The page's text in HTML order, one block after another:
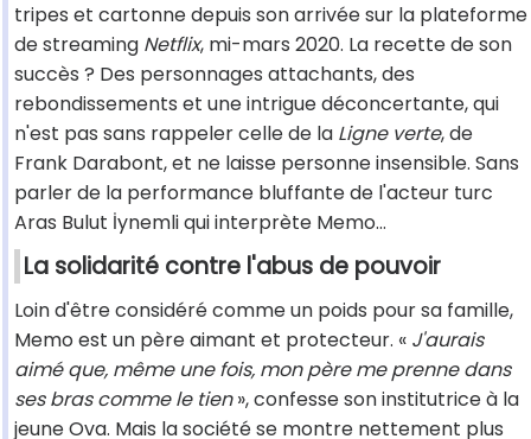
tripes et cartonne depuis son arrivée sur la plateforme
de streaming Netflix, mi-mars 2020. La recette de son
succès ? Des personnages attachants, des
rebondissements et une intrigue déconcertante, qui
n'est pas sans rappeler celle de la Ligne verte, de
Frank Darabont, et ne laisse personne insensible. Sans
parler de la performance bluffante de l'acteur turc
Aras Bulut İynemli qui interprète Memo...
La solidarité contre l'abus de pouvoir
Loin d'être considéré comme un poids pour sa famille,
Memo est un père aimant et protecteur. « J'aurais
aimé que, même une fois, mon père me prenne dans
ses bras comme le tien», confesse son institutrice à la
jeune Ova. Mais la société se montre nettement plus